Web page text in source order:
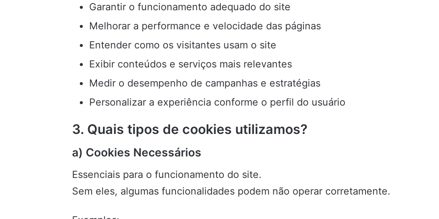
Garantir o funcionamento adequado do site
Melhorar a performance e velocidade das páginas
Entender como os visitantes usam o site
Exibir conteúdos e serviços mais relevantes
Medir o desempenho de campanhas e estratégias
Personalizar a experiência conforme o perfil do usuário
3. Quais tipos de cookies utilizamos?
a) Cookies Necessários
Essenciais para o funcionamento do site.
Sem eles, algumas funcionalidades podem não operar corretamente.